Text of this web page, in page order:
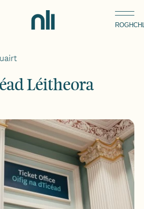
Home,
National
Léitheora